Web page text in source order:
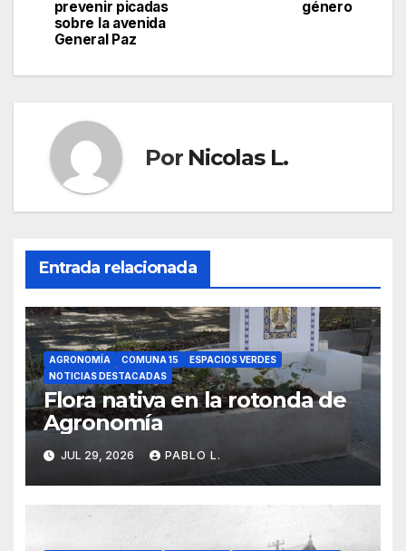
entradas
género
prevenir picadas
sobre la avenida
General Paz
Por Nicolas L.
Entrada relacionada
AGRONOMÍA COMUNA 15
ESPACIOS VERDES
NOTICIAS DESTACADAS
Flora nativa en la rotonda de
Agronomía
JUL 29, 2026 PABLO L.